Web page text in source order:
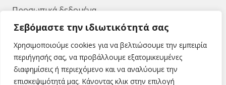
Σεβόμαστε την ιδιωτικότητά σας
Χρησιμοποιούμε cookies για να βελτιώσουμε την εμπειρία
περιήγησής σας, να προβάλλουμε εξατομικευμένες
διαφημίσεις ή περιεχόμενο και να αναλύουμε την
επισκεψιμότητά μας. Κάνοντας κλικ στην επιλογή
Προσωπικά δεδομένα
Όροι χρήσης